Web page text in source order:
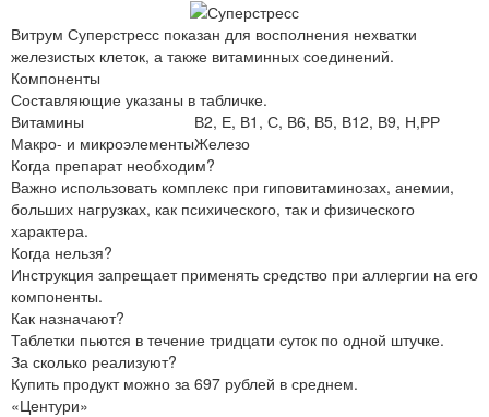
Витрум Суперстресс показан для восполнения нехватки
железистых клеток, а также витаминных соединений.
Компоненты
Составляющие указаны в табличке.
Витамины
В2, Е, В1, С, В6, В5, В12, В9, Н,РР
Макро- и микроэлементыЖелезо
Когда препарат необходим?
Важно использовать комплекс при гиповитаминозах, анемии,
больших нагрузках, как психического, так и физического
характера.
Когда нельзя?
Инструкция запрещает применять средство при аллергии на его
компоненты.
Как назначают?
Таблетки пьются в течение тридцати суток по одной штучке.
За сколько реализуют?
Купить продукт можно за 697 рублей в среднем.
«Центури»